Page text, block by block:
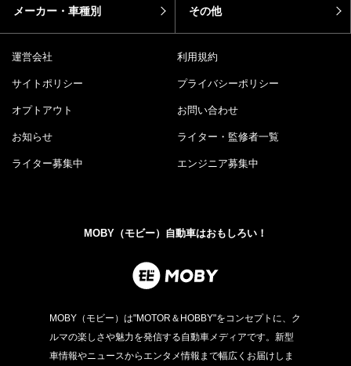
メーカー・車種別 その他
運営会社 利用規約
サイトポリシー プライバシーポリシー
オプトアウト お問い合わせ
お知らせ ライター・監修者一覧
ライター募集中 エンジニア募集中
MOBY（モビー）自動車はおもしろい！
MOBY（モビー）は"MOTOR＆HOBBY"をコンセプトに、ク
ルマの楽しさや魅力を発信する自動車メディアです。新型
車情報やニュースからエンタメ情報まで幅広くお届けしま